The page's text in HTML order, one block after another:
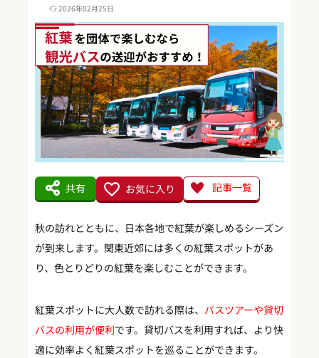
2026年02月25日
共有 お気に入り 記事一覧
秋の訪れとともに、日本各地で紅葉が楽しめるシーズン
が到来します。関東近郊には多くの紅葉スポットがあ
り、色とりどりの紅葉を楽しむことができます。
紅葉スポットに大人数で訪れる際は、 バスツアーや貸切
バスの利用が便利です。貸切バスを利用すれば、より快
適に効率よく紅葉スポットを巡ることができます。